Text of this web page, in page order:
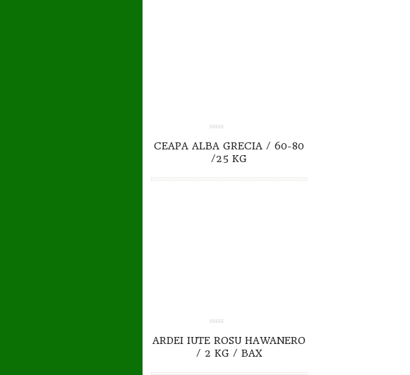
out
of
5
CEAPA ALBA GRECIA / 60-80
/25 KG
out
of
5
ARDEI IUTE ROSU HAWANERO
/ 2 KG / BAX